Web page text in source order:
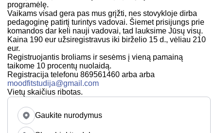
programėlę.
Vaikams visad gera pas mus grįžti, nes stovykloje dirba
pedagoginę patirtį turintys vadovai. Šiemet prisijungs prie
komandos dar keli nauji vadovai, tad lauksime Jūsų visų.
Kaina 190 eur užsiregistravus iki birželio 15 d., vėliau 210
eur.
Registruojantis broliams ir sesėms į vieną pamainą
taikome 10 procentų nuolaidą.
Registracija telefonu 869561460 arba arba
moodfitstudija@gmail.com
Vietų skaičius ribotas.
Gaukite nurodymus